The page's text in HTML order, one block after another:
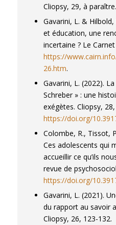
Cliopsy, 29, à paraître.
Gavarini, L. &
et éducation, une
incertaine ? Le
https://
26.htm.
Gavarini, L. (2022).
Schreber » : une
exégètes. Cliopsy,
https://doi.org/
Colombe, R., Tissot,
Ces adolescents qui
accueillir ce qu’ils
revue de
https://doi.org/
Gavarini, L. (2021).
du rapport au savoir
Cliopsy, 26, 123-132.